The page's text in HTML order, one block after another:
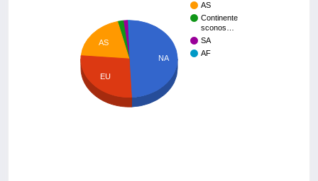
AS
Continente
sconos…
SA
AF
NA
AS
EU